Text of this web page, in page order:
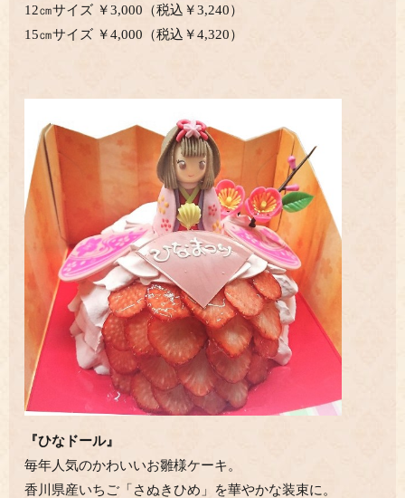
12㎝サイズ ￥3,000（税込￥3,240）
15㎝サイズ ￥4,000（税込￥4,320）
『ひなドール』
毎年人気のかわいいお雛様ケーキ。
香川県産いちご「さぬきひめ」を華やかな装束に。